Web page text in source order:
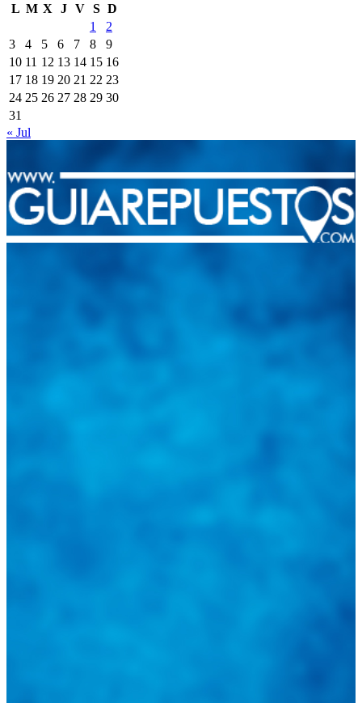
L M X J V S D
1
2
3
4 5 6 7 8
9
10 11 12 13 14 15 16
17 18 19 20 21 22 23
24 25 26 27 28 29 30
31
« Jul